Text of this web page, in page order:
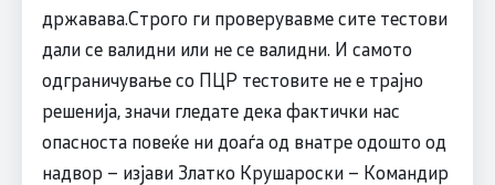
државава.Строго ги проверувавме сите тестови
дали се валидни или не се валидни. И самото
одграничување со ПЦР тестовите не е трајно
решенија, значи гледате дека фактички нас
опасноста повеќе ни доаѓа од внатре одошто од
надвор – изјави Златко Крушароски – Командир